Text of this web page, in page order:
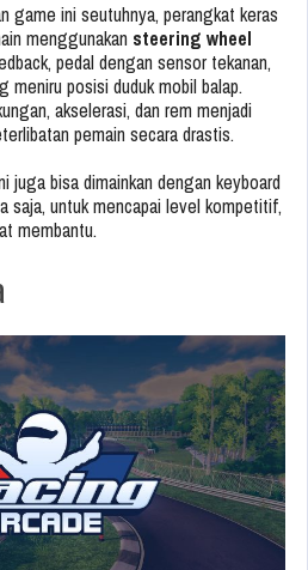
game ini seutuhnya, perangkat keras
menggunakan steering wheel
pedal dengan sensor tekanan,
meniru posisi duduk mobil balap.
akselerasi, dan rem menjadi
pemain secara drastis.
juga bisa dimainkan dengan keyboard
saja, untuk mencapai level kompetitif,
membantu.